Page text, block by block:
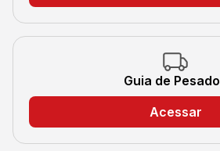
Guia de
Acessar